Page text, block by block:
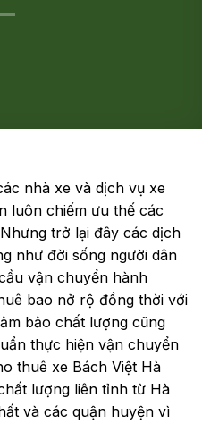
nhà xe và dịch vụ xe
luôn chiếm ưu thế các
trở lại đây các dịch
như đời sống người dân
vận chuyển hành
bao nở rộ đồng thời với
bảo chất lượng cũng
thực hiện vận chuyển
thuê xe Bách Việt Hà
lượng liên tỉnh từ Hà
và các quận huyện vì